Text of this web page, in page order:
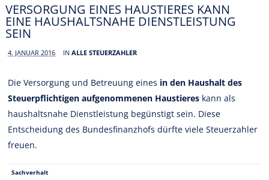
VERSORGUNG EINES HAUSTIERES KANN
EINE HAUSHALTSNAHE DIENSTLEISTUNG
SEIN
4. JANUAR 2016 INALLE STEUERZAHLER
Die Versorgung und Betreuung eines in den Haushalt des
Steuerpflichtigen aufgenommenen Haustieres kann als
haushaltsnahe Dienstleistung begünstigt sein. Diese
Entscheidung des Bundesfinanzhofs dürfte viele Steuerzahler
freuen.
Sachverhalt